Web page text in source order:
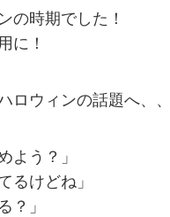
の時期でした！
に！
ロウィンの話題へ、
よう？」
るけどね」
？」